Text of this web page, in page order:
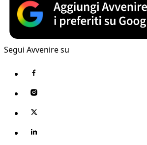
Segui Avvenire su